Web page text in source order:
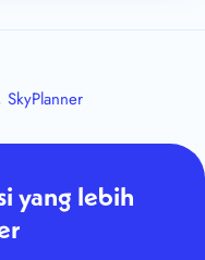
yang lebih